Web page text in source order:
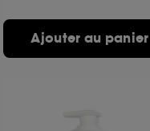
Ajouter au panier